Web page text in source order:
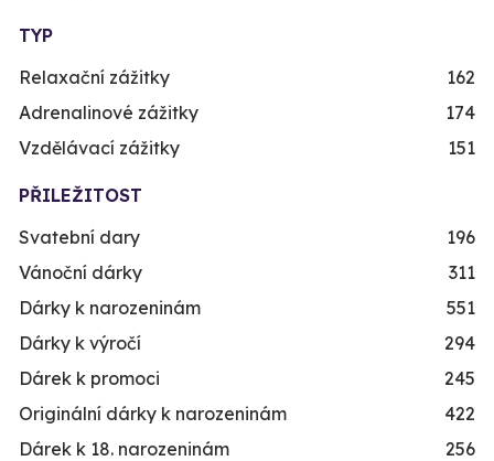
TYP
Relaxační zážitky
162
Adrenalinové zážitky
174
Vzdělávací zážitky
151
PŘILEŽITOST
Svatební dary
196
Vánoční dárky
311
Dárky k narozeninám
551
Dárky k výročí
294
Dárek k promoci
245
Originální dárky k narozeninám
422
Dárek k 18. narozeninám
256